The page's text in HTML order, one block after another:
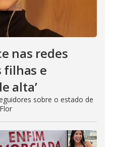
nas redes
filhas e
alta’
sobre o estado de